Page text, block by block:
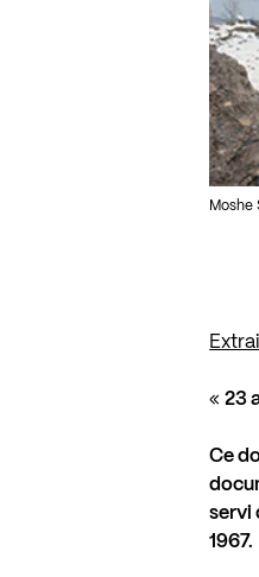
Moshe
«23
Ce
servi
1967.